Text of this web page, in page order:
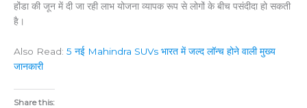
होंडा की जून में दी जा रही लाभ योजना व्यापक रूप से लोगों के बीच पसंदीदा हो सकती
है।
Also Read: 5 नई Mahindra SUVs भारत में जल्द लॉन्च होने वाली मुख्य
जानकारी
Share this: